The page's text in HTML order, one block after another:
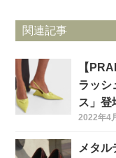
関連記事
【
ラッシ
ス」登
2022年4
メタ